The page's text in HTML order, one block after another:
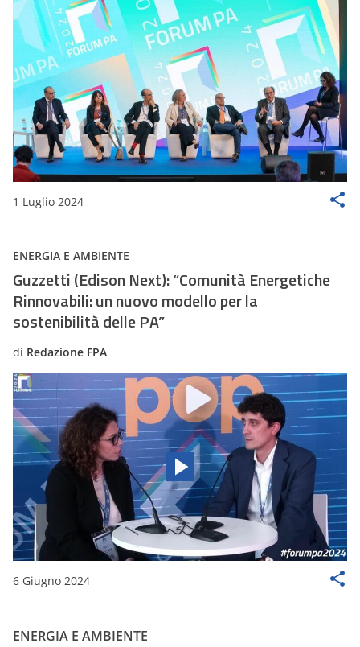
1 Luglio 2024
ENERGIA E AMBIENTE
Guzzetti (Edison Next): “Comunità Energetiche
Rinnovabili: un nuovo modello per la
sostenibilità delle PA”
di Redazione FPA
6 Giugno 2024
ENERGIA E AMBIENTE